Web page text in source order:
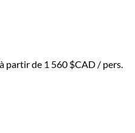
à partir de 1 560 $CAD / pers.